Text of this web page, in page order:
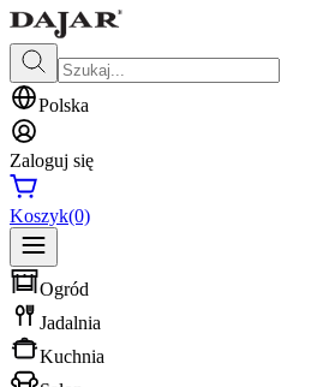
Polska
Zaloguj się
Koszyk(0)
Ogród
Jadalnia
Kuchnia